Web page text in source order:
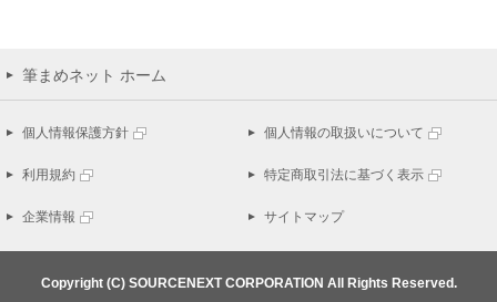
筆まめネット ホーム
個人情報保護方針 個人情報の取扱いについて
利用規約 特定商取引法に基づく表示
企業情報 サイトマップ
Copyright (C) SOURCENEXT CORPORATION All Rights Reserved.